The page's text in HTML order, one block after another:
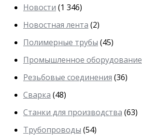
Новости (1 346)
Новостная лента (2)
Полимерные трубы (45)
Промышленное оборудование
Резьбовые соединения (36)
Сварка (48)
Станки для производства (63)
Трубопроводы (54)